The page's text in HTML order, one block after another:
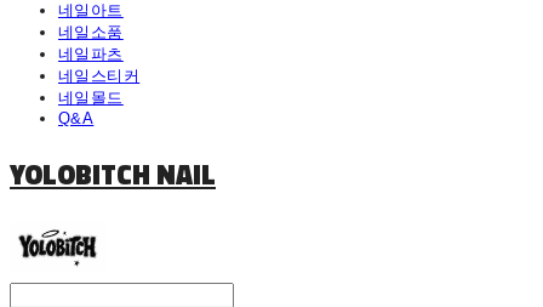
네일아트
네일소품
네일파츠
네일스티커
네일몰드
Q&A
YOLOBITCH NAIL